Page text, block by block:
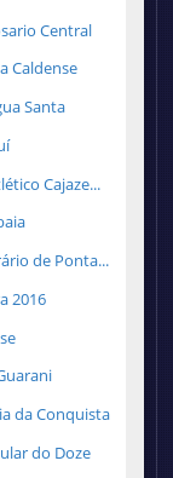
Central
Caldense
Santa
Cajaze...
de Ponta...
2016
da Conquista
do Doze